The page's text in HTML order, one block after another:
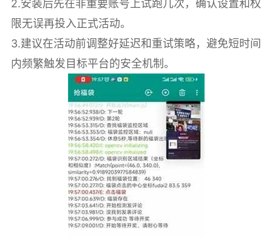
2.安装后先在非重要账号上试跑几次，确认设置和权
限无误再投入正式活动。
3.建议在活动前调整好延迟和重试策略，避免短时间
内频繁触发目标平台的安全机制。